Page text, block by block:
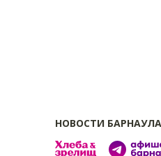
НОВОСТИ БАРНАУЛА